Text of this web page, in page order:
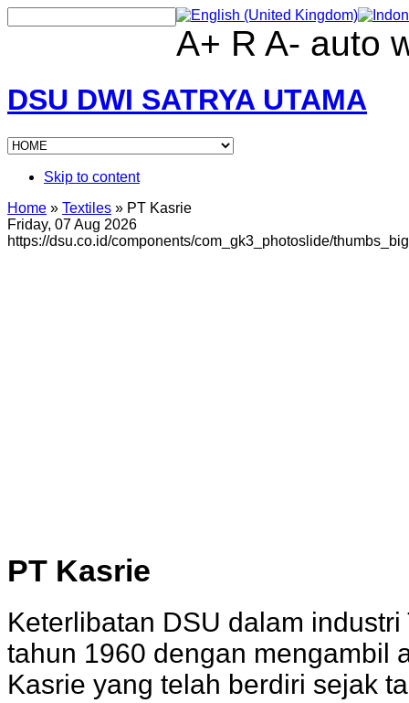
A+ R A- auto
DSU DWI SATRYA UTAMA
Skip to content
Home » Textiles » PT Kasrie
Friday, 07 Aug 2026
https://dsu.co.id/components/com_gk3_photoslide/
PT Kasrie
Keterlibatan DSU dalam
tahun 1960 dengan mengambil
Kasrie yang telah berdiri sejak